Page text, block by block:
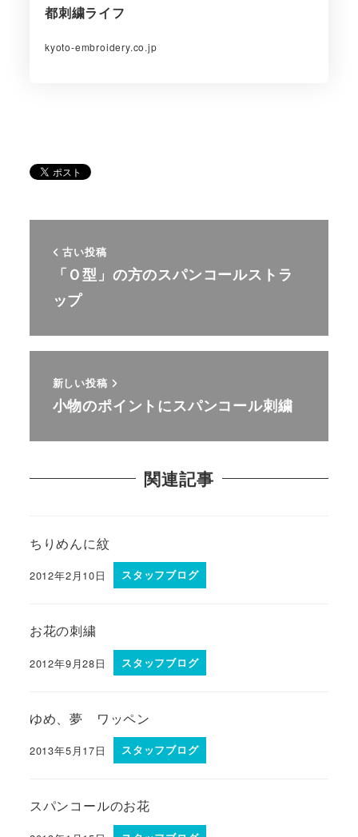
都刺繍ライフ
kyoto-embroidery.co.jp
古い投稿
「Ｏ型」の方のスパンコールストラ
ップ
新しい投稿
小物のポイントにスパンコール刺繍
関連記事
ちりめんに紋
2012年2月10日 スタッフブログ
お花の刺繍
2012年9月28日 スタッフブログ
ゆめ、夢 ワッペン
2013年5月17日 スタッフブログ
スパンコールのお花